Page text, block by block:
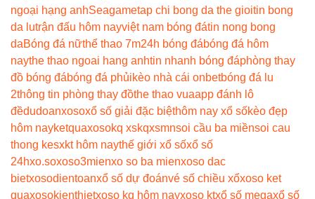
ngoại hạng anhSeagametap chi bong da the gioitin bong
da lutrận đấu hôm nayviệt nam bóng đátin nong bong
daBóng đá nữthể thao 7m24h bóng đábóng đá hôm
naythe thao ngoai hang anhtin nhanh bóng đáphòng thay
đồ bóng đábóng đá phủikèo nhà cái onbetbóng đá lu
2thông tin phòng thay đồthe thao vuaapp đánh lô
đềdudoanxosoxổ số giải đặc biệthôm nay xổ sốkèo đẹp
hôm nayketquaxosokq xskqxsmnsoi cầu ba miềnsoi cau
thong kesxkt hôm naythế giới xổ sốxổ số
24hxo.soxoso3mienxo so ba mienxoso dac
bietxosodientoanxổ số dự đoánvé số chiều xổxoso ket
quaxosokienthietxoso kq hôm nayxoso ktxổ số megaxổ số